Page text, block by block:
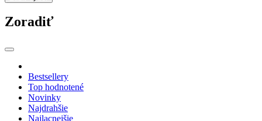
Zoradiť
Bestsellery
Top hodnotené
Novinky
Najdrahšie
Najlacnejšie